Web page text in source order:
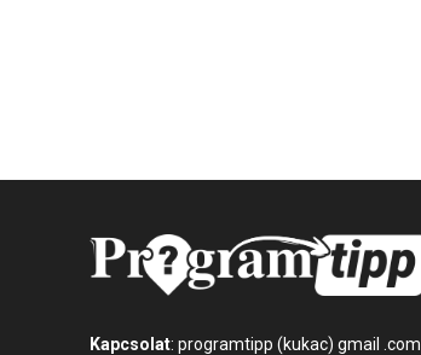
Kapcsolat: programtipp (kukac) gmail .com